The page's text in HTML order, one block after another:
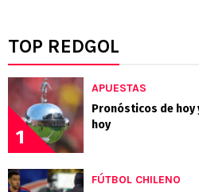
TOP REDGOL
1
APUESTAS
Pronósticos de hoy
hoy
FÚTBOL CHILENO